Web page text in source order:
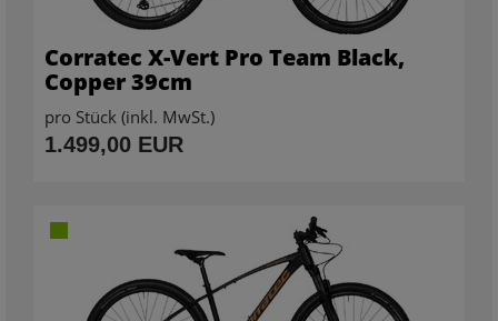
Corratec X-Vert Pro Team Black,
Copper 39cm
pro Stück (inkl. MwSt.)
1.499,00 EUR